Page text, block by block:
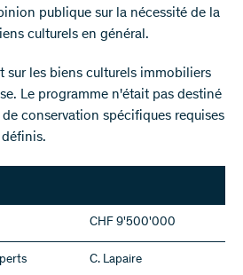
publique sur la nécessité de la
culturels en général.
sur les biens culturels immobiliers
Le programme n'était pas destiné
conservation spécifiques requises
CHF 9'500'000
C. Lapaire